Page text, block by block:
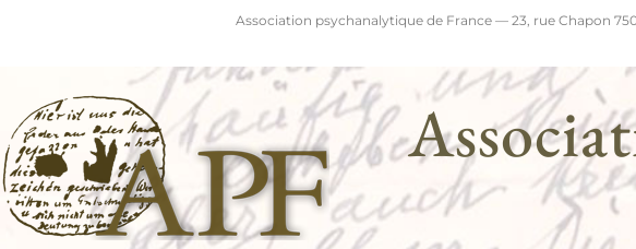
Association psychanalytique de France — 23, rue Chapon